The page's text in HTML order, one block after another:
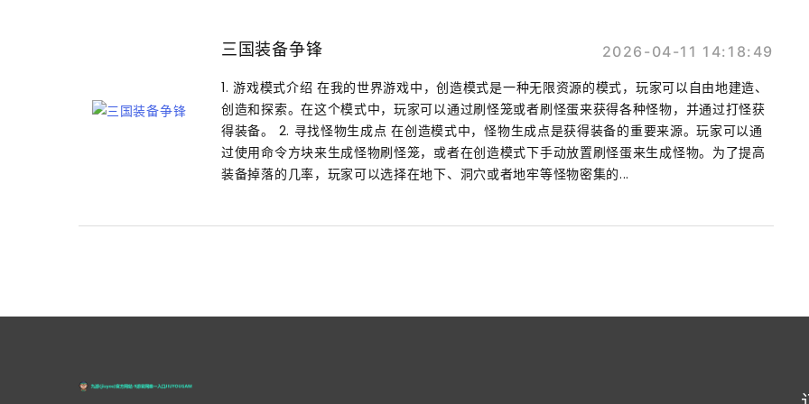
三国装备争锋
2026-04-11 14:18:49
1. 游戏模式介绍 在我的世界游戏中，创造模式是一种无限资源的模式，玩家可以自由地建造、
创造和探索。在这个模式中，玩家可以通过刷怪笼或者刷怪蛋来获得各种怪物，并通过打怪获
得装备。 2. 寻找怪物生成点 在创造模式中，怪物生成点是获得装备的重要来源。玩家可以通
过使用命令方块来生成怪物刷怪笼，或者在创造模式下手动放置刷怪蛋来生成怪物。为了提高
装备掉落的几率，玩家可以选择在地下、洞穴或者地牢等怪物密集的...